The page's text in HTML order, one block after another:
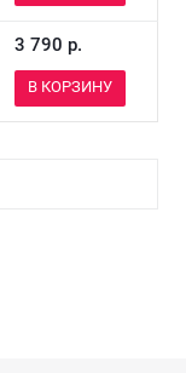
3 790 р.
В КОРЗИНУ